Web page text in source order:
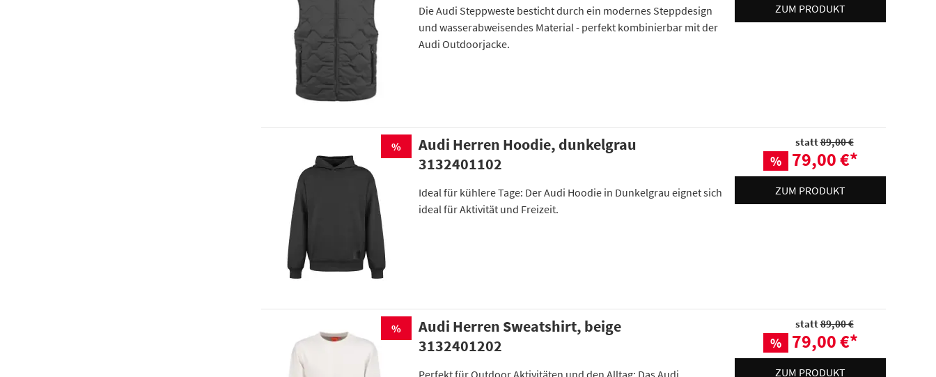
Die Audi Steppweste besticht durch ein modernes Steppdesign
und wasserabweisendes Material - perfekt kombinierbar mit der
Audi Outdoorjacke.
ZUM PRODUKT
%
Audi Herren Hoodie, dunkelgrau
3132401102
Ideal für kühlere Tage: Der Audi Hoodie in Dunkelgrau eignet sich
ideal für Aktivität und Freizeit.
statt89,00 €
% 79,00 €*
ZUM PRODUKT
%
Audi Herren Sweatshirt, beige
3132401202
Perfekt für Outdoor Aktivitäten und den Alltag: Das Audi
statt89,00 €
% 79,00 €*
ZUM PRODUKT